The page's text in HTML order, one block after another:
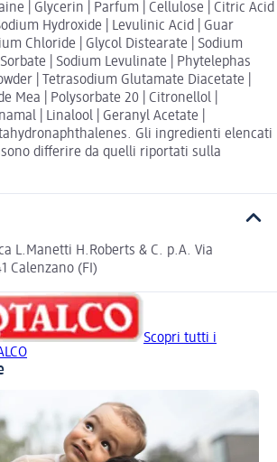
| Glycerin | Parfum | Cellulose | Citric Acid
Hydroxide | Levulinic Acid | Guar
Chloride | Glycol Distearate | Sodium
| Sodium Levulinate | Phytelephas
| Tetrasodium Glutamate Diacetate |
Mea | Polysorbate 20 | Citronellol |
| Linalool | Geranyl Acetate |
Gli ingredienti elencati
differire da quelli riportati sulla
L.Manetti H.Roberts & C. p.A. Via
Calenzano (FI)
Scopri tutti i